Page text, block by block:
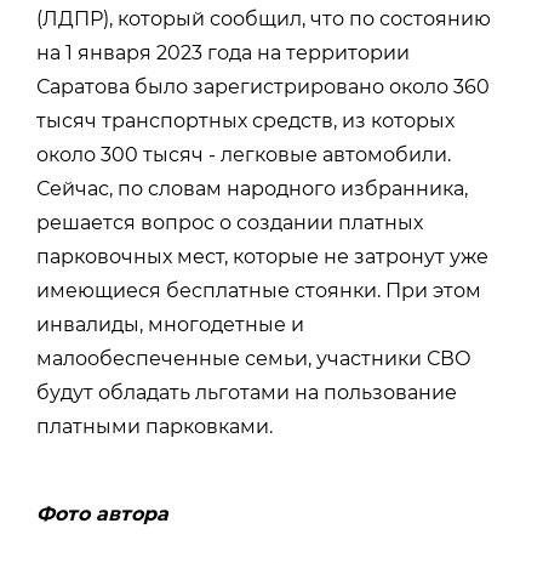
(ЛДПР), который сообщил, что по состоянию
на 1 января 2023 года на территории
Саратова было зарегистрировано около 360
тысяч транспортных средств, из которых
около 300 тысяч - легковые автомобили.
Сейчас, по словам народного избранника,
решается вопрос о создании платных
парковочных мест, которые не затронут уже
имеющиеся бесплатные стоянки. При этом
инвалиды, многодетные и
малообеспеченные семьи, участники СВО
будут обладать льготами на пользование
платными парковками.
Фото автора